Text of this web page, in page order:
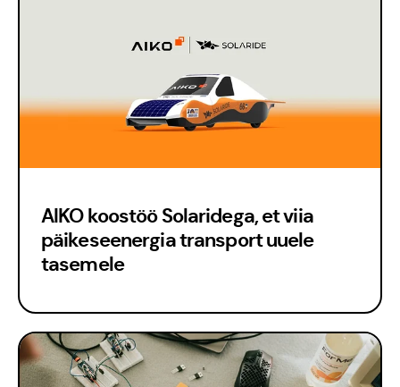
AIKO koostöö Solaridega, et viia
päikeseenergia transport uuele
tasemele